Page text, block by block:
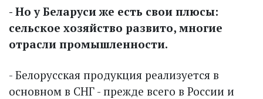
- Но у Беларуси же есть свои плюсы:
сельское хозяйство развито, многие
отрасли промышленности.
- Белорусская продукция реализуется в
основном в СНГ - прежде всего в России и